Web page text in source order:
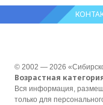
© 2002 — 2026
Возрастная
Вся информация,
только для